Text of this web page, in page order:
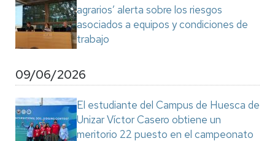
agrarios’ alerta sobre los riesgos
asociados a equipos y condiciones de
trabajo
09/06/2026
El estudiante del Campus de Huesca de
Unizar Víctor Casero obtiene un
meritorio 22 puesto en el campeonato